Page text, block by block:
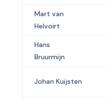
Mart van
Helvoirt
Hans
Bruurmijn
Johan Kuijsten